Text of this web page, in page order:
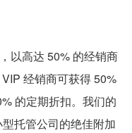
以高达 50% 的经销商
经销商可获得 50%
的定期折扣。我们的
托管公司的绝佳附加